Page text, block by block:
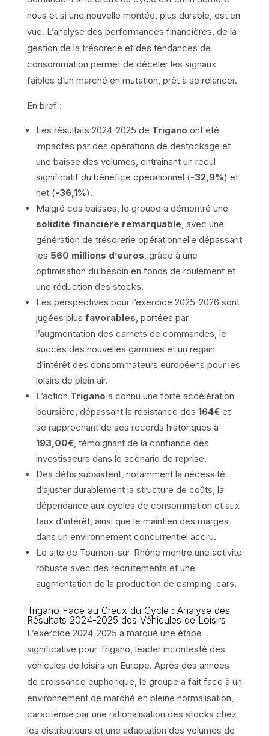
nous et si une nouvelle montée, plus durable, est en
vue. L’analyse des performances financières, de la
gestion de la trésorerie et des tendances de
consommation permet de déceler les signaux
faibles d’un marché en mutation, prêt à se relancer.
En bref :
Les résultats 2024-2025 de Trigano ont été
impactés par des opérations de déstockage et
une baisse des volumes, entraînant un recul
significatif du bénéfice opérationnel (-32,9%) et
net (-36,1%).
Malgré ces baisses, le groupe a démontré une
solidité financière remarquable , avec une
génération de trésorerie opérationnelle dépassant
les 560 millions d’euros , grâce à une
optimisation du besoin en fonds de roulement et
une réduction des stocks.
Les perspectives pour l’exercice 2025-2026 sont
jugées plus favorables , portées par
l’augmentation des carnets de commandes, le
succès des nouvelles gammes et un regain
d’intérêt des consommateurs européens pour les
loisirs de plein air.
L’action Trigano a connu une forte accélération
boursière, dépassant la résistance des 164€et
se rapprochant de ses records historiques à
193,00€, témoignant de la confiance des
investisseurs dans le scénario de reprise.
Des défis subsistent, notamment la nécessité
d’ajuster durablement la structure de coûts, la
dépendance aux cycles de consommation et aux
taux d’intérêt, ainsi que le maintien des marges
dans un environnement concurrentiel accru.
Le site de Tournon-sur-Rhône montre une activité
robuste avec des recrutements et une
augmentation de la production de camping-cars.
Trigano Face au Creux du Cycle : Analyse des
Résultats 2024-2025 des Véhicules de Loisirs
L’exercice 2024-2025 a marqué une étape
significative pour Trigano, leader incontesté des
véhicules de loisirs en Europe. Après des années
de croissance euphorique, le groupe a fait face à un
environnement de marché en pleine normalisation,
caractérisé par une rationalisation des stocks chez
les distributeurs et une adaptation des volumes de